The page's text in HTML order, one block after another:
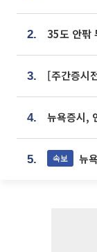
2.
3.
4.
5. 속보 뉴